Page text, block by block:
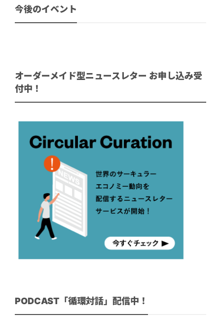
今後のイベント
オーダーメイド型ニュースレター お申し込み受
付中！
PODCAST「循環対話」配信中！